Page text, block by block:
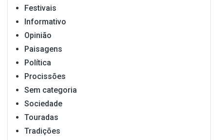
Festivais
Informativo
Opinião
Paisagens
Política
Procissões
Sem categoria
Sociedade
Touradas
Tradições